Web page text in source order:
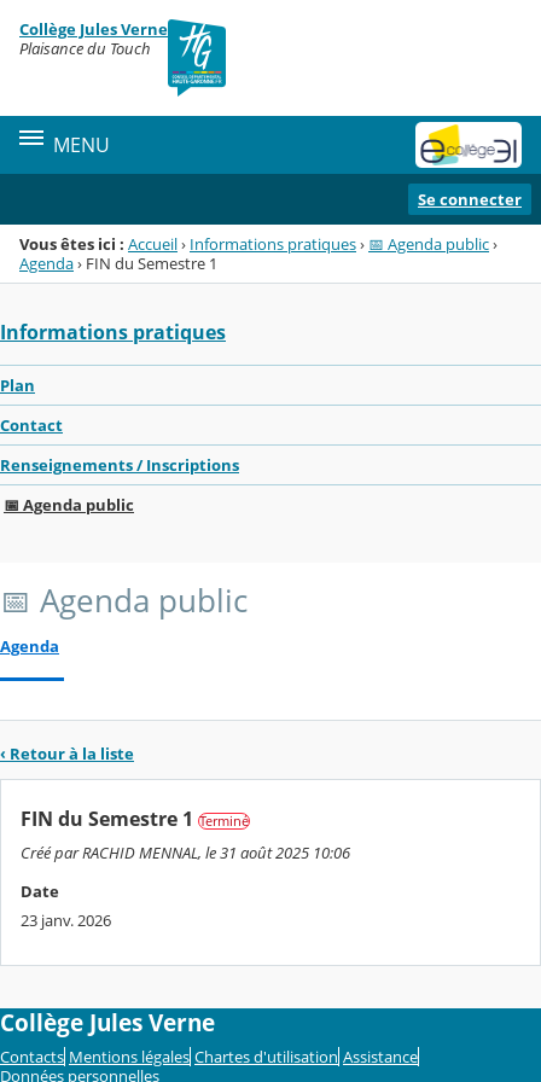
Menu de la rubrique
Contenu
Collège Jules Verne
Plaisance du Touch
MENU
Se connecter
Vous êtes ici : Accueil› Informations pratiques› 📅 Agenda public›
Agenda› FIN du Semestre 1
Informations pratiques
Plan
Contact
Renseignements / Inscriptions
📅 Agenda public
📅 Agenda public
Agenda
‹ Retour à la liste
FIN du Semestre 1 Terminé
Créé par RACHID MENNAL, le 31 août 2025 10:06
Date
23 janv. 2026
Collège Jules Verne
Contacts Mentions légales Chartes d'utilisation Assistance
Données personnelles